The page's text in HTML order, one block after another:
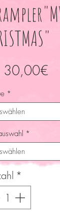
30,00€
*
*
*